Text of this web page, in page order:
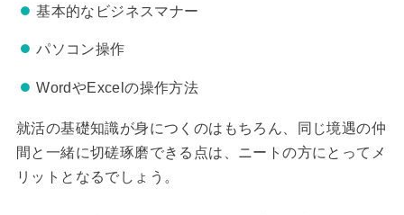
基本的なビジネスマナー
パソコン操作
WordやExcelの操作方法
就活の基礎知識が身につくのはもちろん、同じ境遇の仲
間と一緒に切磋琢磨できる点は、ニートの方にとってメ
リットとなるでしょう。